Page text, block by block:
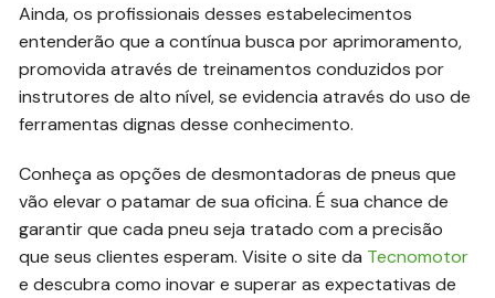
Ainda, os profissionais desses estabelecimentos
entenderão que a contínua busca por aprimoramento,
promovida através de treinamentos conduzidos por
instrutores de alto nível, se evidencia através do uso de
ferramentas dignas desse conhecimento.
Conheça as opções de desmontadoras de pneus que
vão elevar o patamar de sua oficina. É sua chance de
garantir que cada pneu seja tratado com a precisão
que seus clientes esperam. Visite o site da Tecnomotor
e descubra como inovar e superar as expectativas de